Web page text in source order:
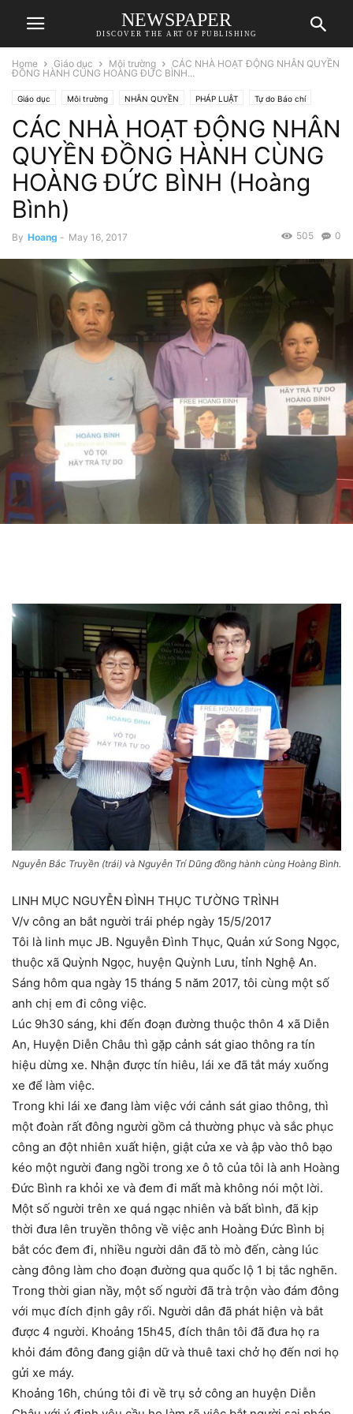
NEWSPAPER
DISCOVER THE ART OF PUBLISHING
Home Giáo dục Môi trường
CÁC NHÀ HOẠT ĐỘNG NHÂN QUYỀN
ĐỒNG HÀNH CÙNG HOÀNG ĐỨC BÌNH...
Giáo dục Môi trường NHÂN QUYỀN PHÁP LUẬT Tự do Báo chí
CÁC NHÀ HOẠT ĐỘNG NHÂN
QUYỀN ĐỒNG HÀNH CÙNG
HOÀNG ĐỨC BÌNH (Hoàng
Bình)
By Hoang - May 16, 2017 0
505
Nguyễn Bắc Truyền (trái) và Nguyễn Trí Dũng đồng hành cùng Hoàng Bình.
LINH MỤC NGUYỄN ĐÌNH THỤC TƯỜNG TRÌNH
V/v công an bắt người trái phép ngày 15/5/2017
Tôi là linh mục JB. Nguyễn Đình Thục, Quản xứ Song Ngọc,
thuộc xã Quỳnh Ngọc, huyện Quỳnh Lưu, tỉnh Nghệ An.
Sáng hôm qua ngày 15 tháng 5 năm 2017, tôi cùng một số
anh chị em đi công việc.
Lúc 9h30 sáng, khi đến đoạn đường thuộc thôn 4 xã Diễn
An, Huyện Diễn Châu thì gặp cảnh sát giao thông ra tín
hiệu dừng xe. Nhận được tín hiêu, lái xe đã tắt máy xuống
xe để làm việc.
Trong khi lái xe đang làm việc với cảnh sát giao thông, thì
một đoàn rất đông người gồm cả thường phục và sắc phục
công an đột nhiên xuất hiện, giật cửa xe và ập vào thô bạo
kéo một người đang ngồi trong xe ô tô của tôi là anh Hoàng
Đức Bình ra khỏi xe và đem đi mất mà không nói một lời.
Một số người trên xe quá ngạc nhiên và bất bình, đã kịp
thời đưa lên truyền thông về việc anh Hoàng Đức Bình bị
bắt cóc đem đi, nhiều người dân đã tò mò đến, càng lúc
càng đông làm cho đoạn đường qua quốc lộ 1 bị tắc nghẽn.
Trong thời gian nầy, một số người đã trà trộn vào đám đông
với mục đích định gây rối. Người dân đã phát hiện và bắt
được 4 người. Khoảng 15h45, đích thân tôi đã đưa họ ra
khỏi đám đông đang giận dữ và thuê taxi chở họ đến nơi họ
gửi xe máy.
Khoảng 16h, chúng tôi đi về trụ sở công an huyện Diễn